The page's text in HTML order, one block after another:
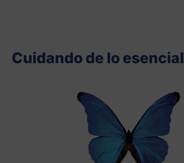
Cuidando de lo esencial